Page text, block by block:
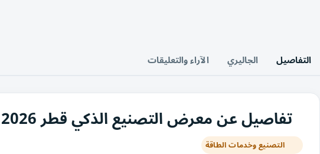
التفاصيل الجاليري الآراء والتعليقات
تفاصيل عن معرض التصنيع الذكي قطر 2026
التصنيع وخدمات الطاقة